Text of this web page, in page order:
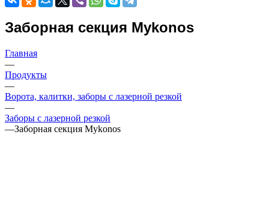
Заборная секция Mykonos
Главная
—
Продукты
—
Ворота, калитки, заборы с лазерной резкой
—
Заборы с лазерной резкой
—Заборная секция Mykonos